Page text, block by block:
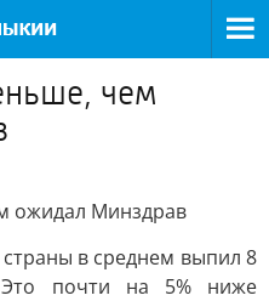
чем
ожидал Минздрав
в среднем выпил 8
Это почти на 5% ниже